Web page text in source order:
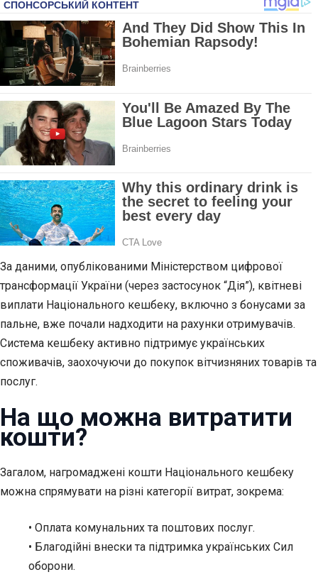
За даними, опублікованими Міністерством цифрової
трансформації України (через застосунок “Дія”), квітневі
виплати Національного кешбеку, включно з бонусами за
пальне, вже почали надходити на рахунки отримувачів.
Система кешбеку активно підтримує українських
споживачів, заохочуючи до покупок вітчизняних товарів та
послуг.
На що можна витратити
кошти?
Загалом, нагромаджені кошти Національного кешбеку
можна спрямувати на різні категорії витрат, зокрема:
• Оплата комунальних та поштових послуг.
• Благодійні внески та підтримка українських Сил
оборони.